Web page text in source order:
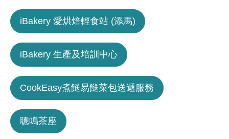
iBakery 愛烘焙輕食站 (添馬)
iBakery 生產及培訓中心
CookEasy煮餸易餸菜包送遞服務
聰鳴茶座